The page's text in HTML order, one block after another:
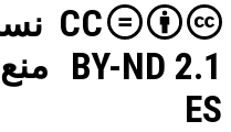
CC
BY-ND 2.1
ES